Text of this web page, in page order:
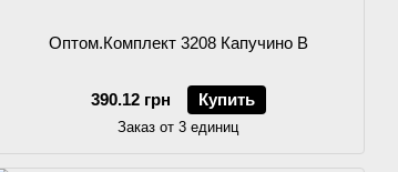
Оптом.Комплект 3208 Капучино B
390.12 грн Купить
Заказ от 3 единиц